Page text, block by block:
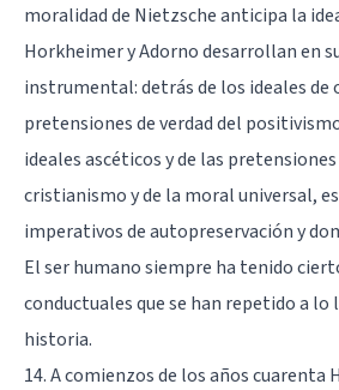
moralidad de Nietzsche anticipa la
Horkheimer y Adorno desarrollan en
instrumental: detrás de los ideales de
pretensiones de verdad del
ideales ascéticos y de las
cristianismo y de la moral universal,
imperativos de autopreservación y
El ser humano siempre ha tenido
conductuales que se han repetido a lo
historia.
14. A comienzos de los años cuarenta